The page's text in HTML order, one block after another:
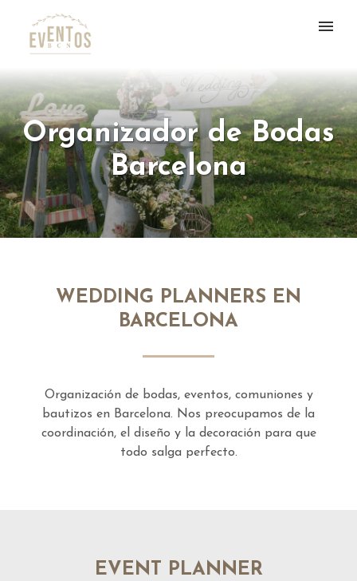
Organizador de Bodas
Barcelona
WEDDING PLANNERS EN
BARCELONA
Organización de bodas, eventos, comuniones y
bautizos en Barcelona. Nos preocupamos de la
coordinación, el diseño y la decoración para que
todo salga perfecto.
EVENT PLANNER